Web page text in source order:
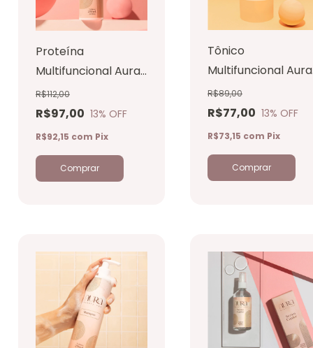
Proteína
Multifuncional Aura
Beauty SPA 250ml
R$97,00
R$112,00
13% OFF
R$92,15 com Pix
Tônico
Multifuncional Aura
Beauty SPA 140ml
R$77,00
R$89,00
13% OFF
R$73,15 com Pix